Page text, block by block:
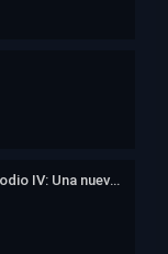
La guerra de las galaxias Episodio IV: Una nueva esperanza